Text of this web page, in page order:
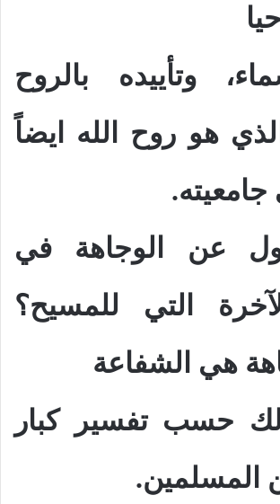
وتأييده بالروح
هو روح الله ايضاً
عن الوجاهة في
التي للمسيح؟
هي الشفاعة
حسب تفسير كبار
المسلمين.